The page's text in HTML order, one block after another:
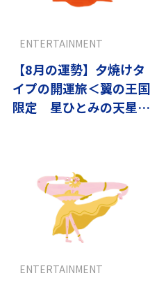
【8月の運勢】夕焼けタ
イプの開運旅＜翼の王国
限定 星ひとみの天星術
ENTERTAINMENT
ENTERTAINMENT